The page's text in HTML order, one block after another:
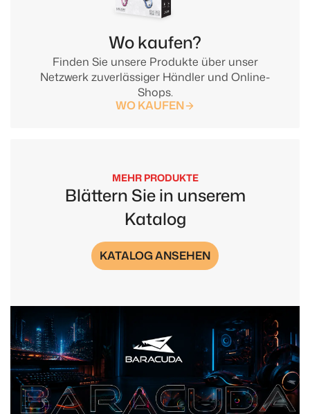
Finden Sie unsere Produkte über unser
Netzwerk zuverlässiger Händler und Online-
Shops.
Wo kaufen?
WO KAUFEN
MEHR PRODUKTE
Blättern Sie in unserem
Katalog
KATALOG ANSEHEN